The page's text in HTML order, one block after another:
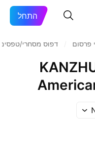
התחל
פרסום דפוס מסחרי/טפסים